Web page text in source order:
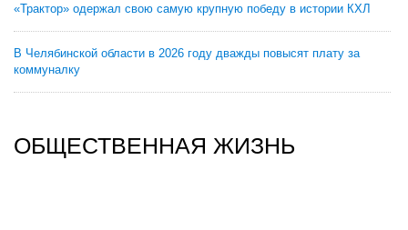
«Трактор» одержал свою самую крупную победу в истории КХЛ
В Челябинской области в 2026 году дважды повысят плату за
коммуналку
ОБЩЕСТВЕННАЯ ЖИЗНЬ